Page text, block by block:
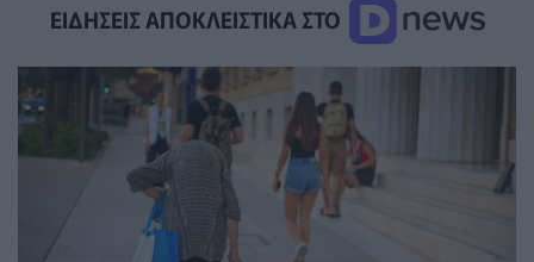
ΕΙΔΗΣΕΙΣ ΑΠΟΚΛΕΙΣΤΙΚΑ ΣΤΟ